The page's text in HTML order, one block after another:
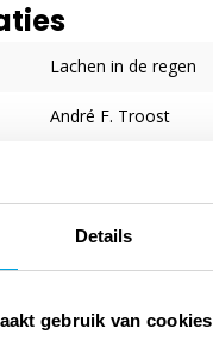
Details
gebruik van cookies
Lachen in de regen
André F. Troost
286
711